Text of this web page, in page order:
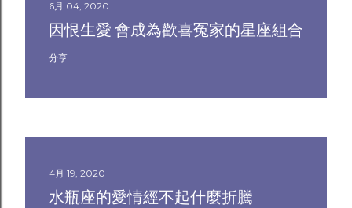
6月 04, 2020
因恨生愛 會成為歡喜冤家的星座組合
分享
4月 19, 2020
水瓶座的愛情經不起什麼折騰